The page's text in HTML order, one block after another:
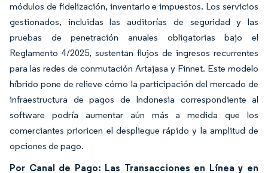
módulos de fidelización, inventario e impuestos. Los servicios
gestionados, incluidas las auditorías de seguridad y las
pruebas de penetración anuales obligatorias bajo el
Reglamento 4/2025, sustentan flujos de ingresos recurrentes
para las redes de conmutación Artajasa y Finnet. Este modelo
híbrido pone de relieve cómo la participación del mercado de
infraestructura de pagos de Indonesia correspondiente al
software podría aumentar aún más a medida que los
comerciantes prioricen el despliegue rápido y la amplitud de
opciones de pago.
Por Canal de Pago: Las Transacciones en Línea y en